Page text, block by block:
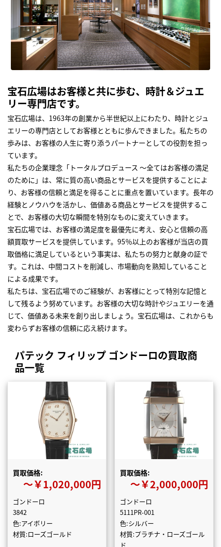
宝石広場はお客様と共に歩む、時計＆ジュエ
リー専門店です。
宝石広場は、1963年の創業から半世紀以上にわたり、時計とジュ
エリーの専門店としてお客様とともに歩んできました。私たちの
歩みは、お客様の人生に寄り添うパートナーとしての役割を担っ
ています。
私たちの企業理念「トータルプロデュース ～全てはお客様の満足
のために」は、常に質の高い商品とサービスを提供することによ
り、お客様の信頼と満足を得ることに重点を置いています。長年の
経験とノウハウを活かし、価値ある商品とサービスを提供するこ
とで、お客様の大切な瞬間を特別なものに変えていきます。
宝石広場では、お客様の満足度を最優先に考え、安心と信頼の高
額買取サービスを提供しています。95％以上のお客様が当店の買
取価格に満足しているという事実は、私たちの努力と献身の証で
す。これは、中間コストを削減し、市場動向を熟知していること
による成果です。
私たちは、宝石広場でのご経験が、お客様にとって特別な記憶と
して残るよう努めています。お客様の大切な時計やジュエリーを通
じて、価値ある未来を創り出しましょう。宝石広場は、これからも
変わらずお客様の信頼に応え続けます。
パテック フィリップ ゴンドーロの買取商
品一覧
買取価格:
〜￥1,020,000円
ゴンドーロ
3842
色:アイボリー
材質:ローズゴールド
買取価格:
〜￥2,000,000円
ゴンドーロ
5111PR-001
色:シルバー
材質:プラチナ・ローズゴール
ド